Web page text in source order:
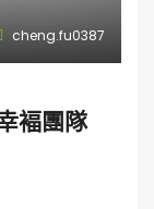
cheng.fu0387
褔團隊